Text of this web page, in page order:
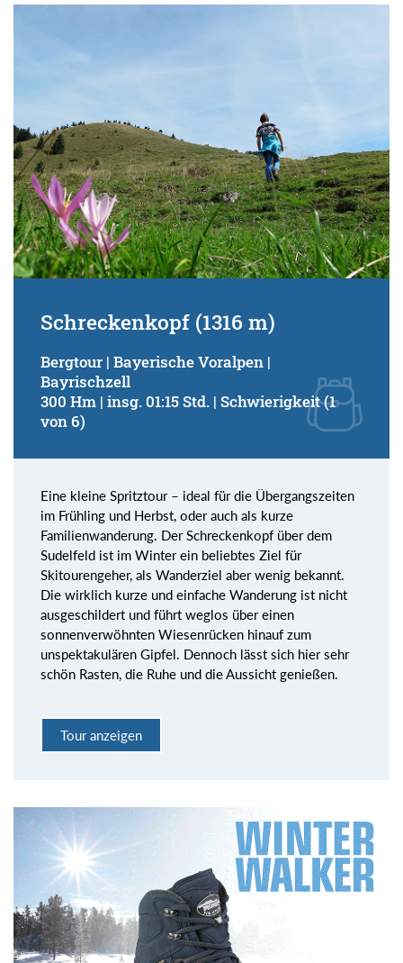
Suchbegriff:
Schreckenkopf (1316 m)
Bergtour | Bayerische Voralpen |
Bayrischzell
300 Hm | insg. 01:15 Std. | Schwierigkeit (1
von 6)
Eine kleine Spritztour – ideal für die Übergangszeiten
im Frühling und Herbst, oder auch als kurze
Familienwanderung. Der Schreckenkopf über dem
Sudelfeld ist im Winter ein beliebtes Ziel für
Skitourengeher, als Wanderziel aber wenig bekannt.
Die wirklich kurze und einfache Wanderung ist nicht
ausgeschildert und führt weglos über einen
sonnenverwöhnten Wiesenrücken hinauf zum
unspektakulären Gipfel. Dennoch lässt sich hier sehr
schön Rasten, die Ruhe und die Aussicht genießen.
Tour anzeigen